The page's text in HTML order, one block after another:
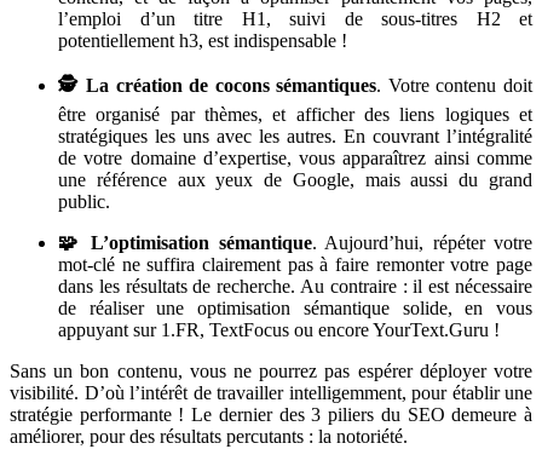
l’emploi d’un titre H1, suivi de sous-titres H2 et
potentiellement h3, est indispensable !
🕵️ La création de cocons sémantiques. Votre contenu doit
être organisé par thèmes, et afficher des liens logiques et
stratégiques les uns avec les autres. En couvrant l’intégralité
de votre domaine d’expertise, vous apparaîtrez ainsi comme
une référence aux yeux de Google, mais aussi du grand
public.
🧩 L’optimisation sémantique. Aujourd’hui, répéter votre
mot-clé ne suffira clairement pas à faire remonter votre page
dans les résultats de recherche. Au contraire : il est nécessaire
de réaliser une optimisation sémantique solide, en vous
appuyant sur 1.FR, TextFocus ou encore YourText.Guru !
Sans un bon contenu, vous ne pourrez pas espérer déployer votre
visibilité. D’où l’intérêt de travailler intelligemment, pour établir une
stratégie performante ! Le dernier des 3 piliers du SEO demeure à
améliorer, pour des résultats percutants : la notoriété.